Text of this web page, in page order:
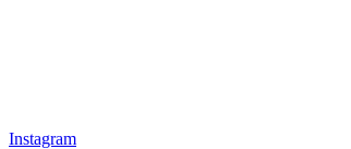
Instagram